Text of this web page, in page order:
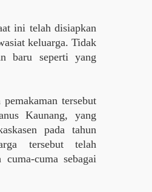
ini telah disiapkan
keluarga. Tidak
baru seperti yang
tersebut
Kaunang, yang
pada tahun
tersebut telah
cuma-cuma sebagai